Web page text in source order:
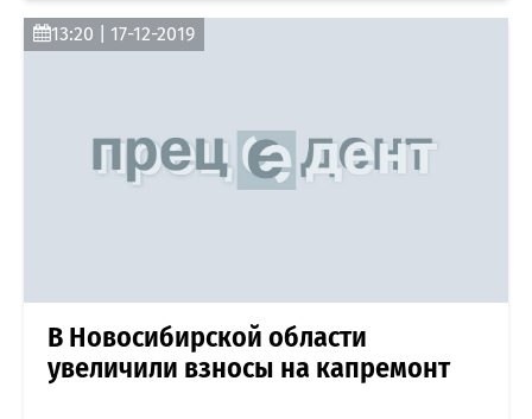
13:20 | 17-12-2019
В Новосибирской области
увеличили взносы на капремонт